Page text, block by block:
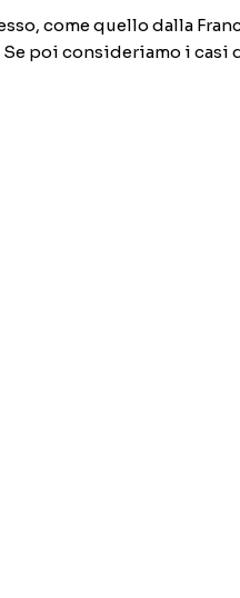
come quello dalla
poi consideriamo i